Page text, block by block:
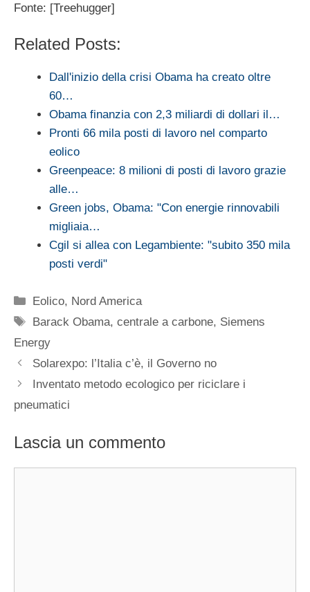
Fonte: [Treehugger]
Related Posts:
Dall'inizio della crisi Obama ha creato oltre
60…
Obama finanzia con 2,3 miliardi di dollari il…
Pronti 66 mila posti di lavoro nel comparto
eolico
Greenpeace: 8 milioni di posti di lavoro grazie
alle…
Green jobs, Obama: "Con energie rinnovabili
migliaia…
Cgil si allea con Legambiente: "subito 350 mila
posti verdi"
Categorie
Eolico, Nord America
Tag
Barack Obama,centrale a carbone, Siemens
Energy
Solarexpo: l’Italia c’è, il Governo no
Inventato metodo ecologico per riciclare i
pneumatici
Lascia un commento